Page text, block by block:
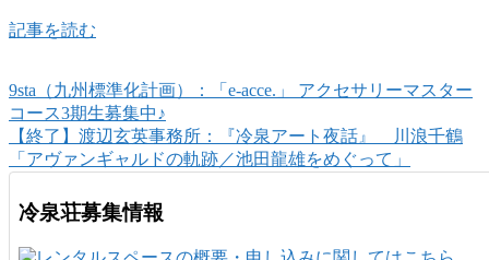
記事を読む
9sta（九州標準化計画）：「e-acce.」 アクセサリーマスター
コース3期生募集中♪
【終了】渡辺玄英事務所：『冷泉アート夜話』 川浪千鶴
「アヴァンギャルドの軌跡／池田龍雄をめぐって」
冷泉荘募集情報